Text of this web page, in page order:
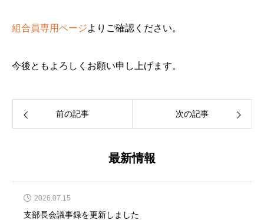
組合員専用ページよりご確認ください。
今後ともよろしくお願い申し上げます。
前の記事 次の記事
最新情報
2026.07.15
支部長会議事録を更新しました